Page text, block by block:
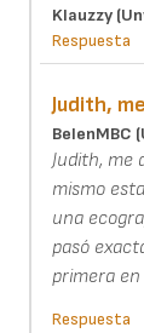
Klauzzy
Respuesta
Judith,
BelenMBC
Judith, me
mismo
una
pasó
primera
Respuesta